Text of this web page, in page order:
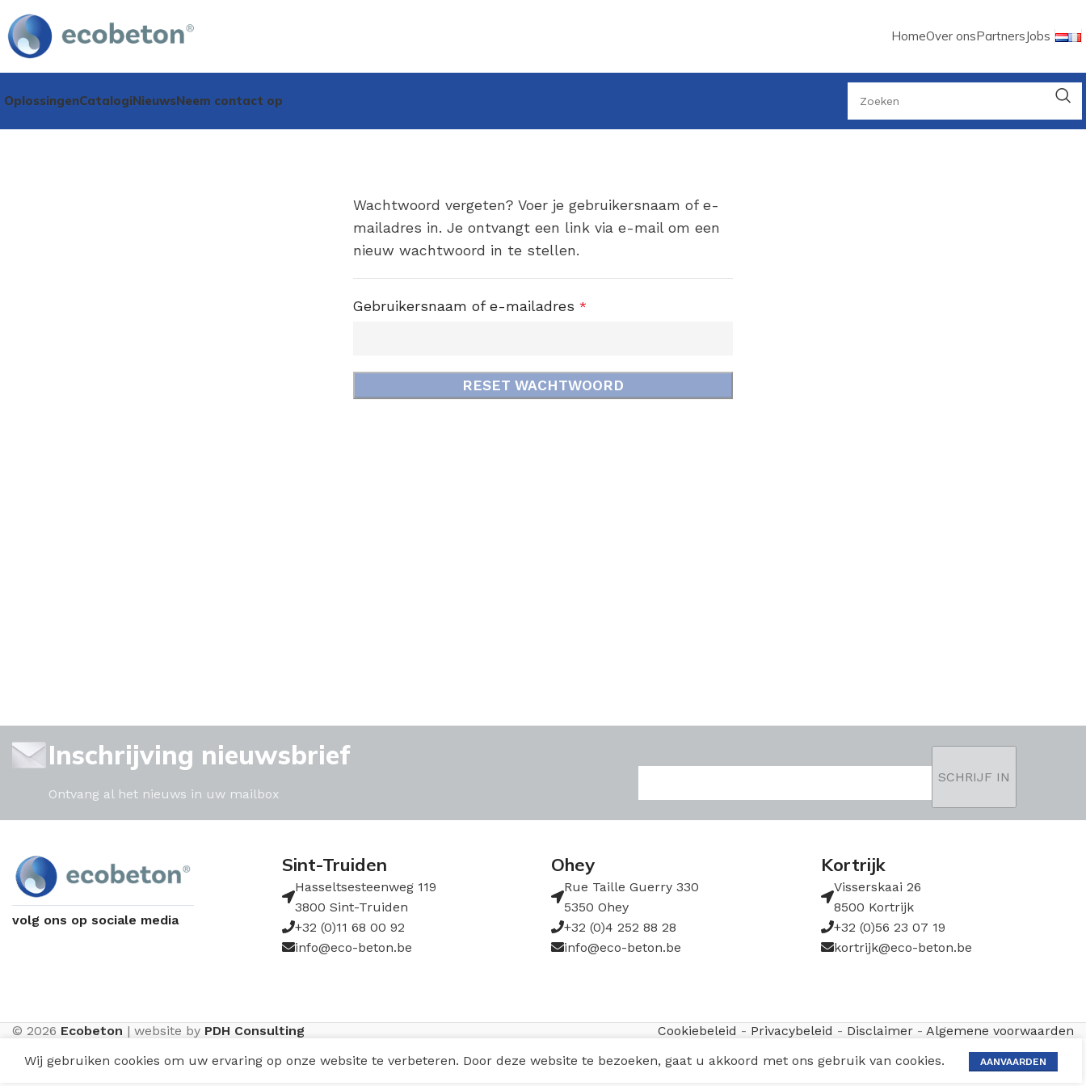
HomeOver onsPartnersJobs
Oplossingen
Het belang van hemelwatermanagement neemt door de veranderende
klimaatomstandigheden voortdurend toe. Hevige regenval in kortere en langere
aangevuld.
voor meer periodes met waterschaarste enerzijds en overstromingen
anderzijds.
Lees meer
Ons aanbod
Hemelwaterbuffering
Hemelwaterhergebruik
Vertraagd afvoeren
Pompputten
Lijnafwatering
(0)11 68 00 92of via e-mail opinfo@ecobeton.be.
CatalogiNieuwsNeem contact op
Wachtwoord vergeten? Voer je gebruikersnaam of e-
mailadres in. Je ontvangt een link via e-mail om een
nieuw wachtwoord in te stellen.
Gebruikersnaam of e-mailadres *
RESET WACHTWOORD
Inschrijving nieuwsbrief
Ontvang al het nieuws in uw mailbox
volg ons op sociale media
Sint-Truiden
Hasseltsesteenweg 119
3800 Sint-Truiden
+32 (0)11 68 00 92
info@eco-beton.be
Ohey
Rue Taille Guerry 330
5350 Ohey
+32 (0)4 252 88 28
info@eco-beton.be
Kortrijk
Visserskaai 26
8500 Kortrijk
+32 (0)56 23 07 19
kortrijk@eco-beton.be
© 2026 Ecobeton | website by PDH Consulting Cookiebeleid - Privacybeleid - Disclaimer - Algemene voorwaarden
Wij gebruiken cookies om uw ervaring op onze website te verbeteren. Door deze website te bezoeken, gaat u akkoord met ons gebruik van cookies.
AANVAARDEN